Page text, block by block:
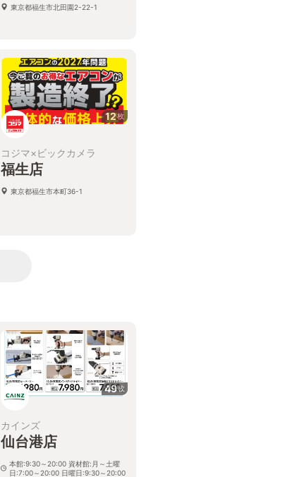
東京都福生市北田園2-22-1
12枚
コジマ×ビックカメラ
福生店
東京都福生市本町36-1
49枚
カインズ
仙台港店
本館:9:30～20:00 資材館:月～土曜
日:7:00～20:00 日曜日:9:30～20:00